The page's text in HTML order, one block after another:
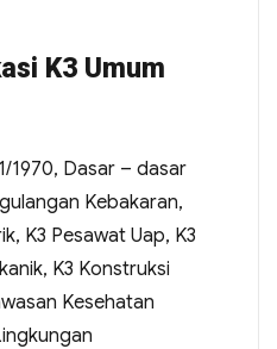
K3 Umum
1970, Dasar – dasar
Kebakaran,
K3 Pesawat Uap, K3
K3 Konstruksi
Kesehatan